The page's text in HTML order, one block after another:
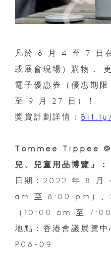
凡於 8 月 4 至 7 日
或展會現場）購物，
電子優惠券（優惠期
至 9 月 27 日）！
獎賞計劃詳情：
Tommee Tippee @
兒、兒童用品博覽」：
日期：2022 年 8 月
am 至 8:00 pm）
（10:00 am 至
地點：香港會議展覽
P08-09